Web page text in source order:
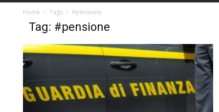
Home Tags #pensione
Tag: #pensione